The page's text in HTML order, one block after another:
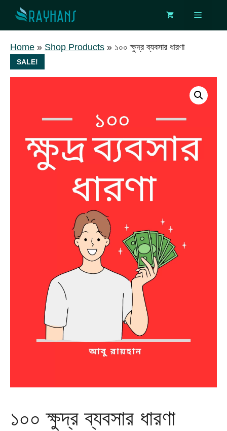
content
Menu
Home » Shop Products » ১০০ ক্ষুদ্র ব্যবসার ধারণা
SALE!
১০০ ক্ষুদ্র ব্যবসার ধারণা